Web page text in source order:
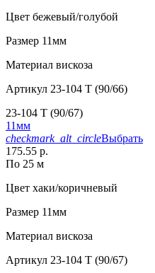
Цвет бежевый/голубой
Размер 11мм
Материал вискоза
Артикул 23-104 T (90/66)
23-104 T (90/67)
11мм
checkmark_alt_circleВыбрать
175.55 р.
По 25 м
Цвет хаки/коричневый
Размер 11мм
Материал вискоза
Артикул 23-104 T (90/67)